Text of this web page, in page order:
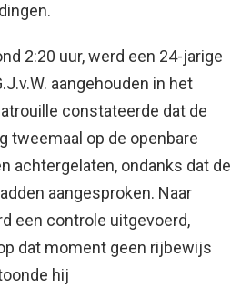
2:20 uur, werd een 24-jarige
aangehouden in het
constateerde dat de
tweemaal op de openbare
achtergelaten, ondanks dat de
aangesproken. Naar
een controle uitgevoerd,
dat moment geen rijbewijs
hij